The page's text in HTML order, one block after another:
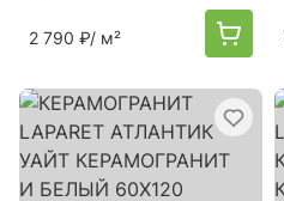
2 790 ₽/ м²